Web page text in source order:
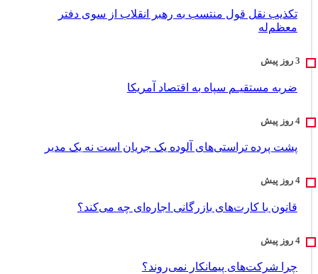
تکذیب نقل قول منتسب به رهبر انقلاب از سوی دفتر
معظم‌له
ضربه مستقیـم سپاه به اقتصاد آمر‌یکا
پشت پرده تراستی‌های آلوده یک جریان است نه یک مدیر
قانون با کارت‌های بازرگانی اجاره‌ای چه می‌کند؟
چرا شرکت‌های پیمانکار نمی‌روند؟